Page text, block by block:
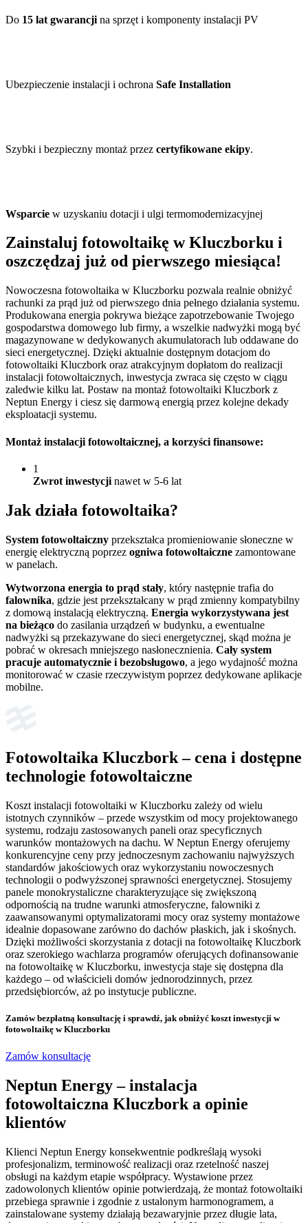
Do 15 lat gwarancji na sprzęt i komponenty instalacji PV
Ubezpieczenie instalacji i ochrona Safe Installation
Szybki i bezpieczny montaż przez certyfikowane ekipy.
Wsparcie w uzyskaniu dotacji i ulgi termomodernizacyjnej
Zainstaluj fotowoltaikę w Kluczborku i
oszczędzaj już od pierwszego miesiąca!
Nowoczesna fotowoltaika w Kluczborku pozwala realnie obniżyć
rachunki za prąd już od pierwszego dnia pełnego działania systemu.
Produkowana energia pokrywa bieżące zapotrzebowanie Twojego
gospodarstwa domowego lub firmy, a wszelkie nadwyżki mogą być
magazynowane w dedykowanych akumulatorach lub oddawane do
sieci energetycznej. Dzięki aktualnie dostępnym dotacjom do
fotowoltaiki Kluczbork oraz atrakcyjnym dopłatom do realizacji
instalacji fotowoltaicznych, inwestycja zwraca się często w ciągu
zaledwie kilku lat. Postaw na montaż fotowoltaiki Kluczbork z
Neptun Energy i ciesz się darmową energią przez kolejne dekady
eksploatacji systemu.
Montaż instalacji fotowoltaicznej, a korzyści finansowe:
1
Zwrot inwestycji nawet w 5-6 lat
Jak działa fotowoltaika?
System fotowoltaiczny przekształca promieniowanie słoneczne w
energię elektryczną poprzez ogniwa fotowoltaiczne zamontowane
w panelach.
Wytworzona energia to prąd stały, który następnie trafia do
falownika, gdzie jest przekształcany w prąd zmienny kompatybilny
z domową instalacją elektryczną. Energia wykorzystywana jest
na bieżąco do zasilania urządzeń w budynku, a ewentualne
nadwyżki są przekazywane do sieci energetycznej, skąd można je
pobrać w okresach mniejszego nasłonecznienia. Cały system
pracuje automatycznie i bezobsługowo, a jego wydajność można
monitorować w czasie rzeczywistym poprzez dedykowane aplikacje
mobilne.
Fotowoltaika Kluczbork – cena i dostępne
technologie fotowoltaiczne
Koszt instalacji fotowoltaiki w Kluczborku zależy od wielu
istotnych czynników – przede wszystkim od mocy projektowanego
systemu, rodzaju zastosowanych paneli oraz specyficznych
warunków montażowych na dachu. W Neptun Energy oferujemy
konkurencyjne ceny przy jednoczesnym zachowaniu najwyższych
standardów jakościowych oraz wykorzystaniu nowoczesnych
technologii o podwyższonej sprawności energetycznej. Stosujemy
panele monokrystaliczne charakteryzujące się zwiększoną
odpornością na trudne warunki atmosferyczne, falowniki z
zaawansowanymi optymalizatorami mocy oraz systemy montażowe
idealnie dopasowane zarówno do dachów płaskich, jak i skośnych.
Dzięki możliwości skorzystania z dotacji na fotowoltaikę Kluczbork
oraz szerokiego wachlarza programów oferujących dofinansowanie
na fotowoltaikę w Kluczborku, inwestycja staje się dostępna dla
każdego – od właścicieli domów jednorodzinnych, przez
przedsiębiorców, aż po instytucje publiczne.
Zamów bezpłatną konsultację i sprawdź, jak obniżyć koszt inwestycji w
fotowoltaikę w Kluczborku
Zamów konsultację
Neptun Energy – instalacja
fotowoltaiczna Kluczbork a opinie
klientów
Klienci Neptun Energy konsekwentnie podkreślają wysoki
profesjonalizm, terminowość realizacji oraz rzetelność naszej
obsługi na każdym etapie współpracy. Wystawione przez
zadowolonych klientów opinie potwierdzają, że montaż fotowoltaiki
przebiega sprawnie i zgodnie z ustalonym harmonogramem, a
zainstalowane systemy działają bezawaryjnie przez długie lata,